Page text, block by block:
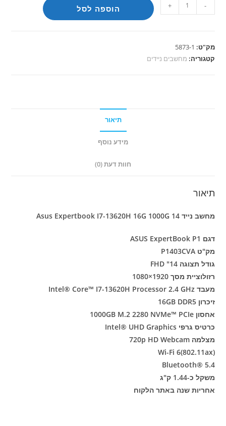
של
Asus
Expertbook
-
+ הוספה לסל
מק"ט: 5873-1
קטגוריה: מחשבים ניידים
תיאור
מידע נוסף
חוות דעת (0)
תיאור
מחשב נייד Asus Expertbook I7-13620H 16G 1000G 14
דגם ASUS ExpertBook P1
מק"ט P1403CVA
גודל תצוגה 14" FHD
רזולוציית מסך 1920×1080
מעבד Intel® Core™ I7-13620H Processor 2.4 GHz
זיכרון 16GB DDR5
אחסון 1000GB M.2 2280 NVMe™ PCIe
כרטיס גרפי Intel® UHD Graphics
מצלמה 720p HD Webcam
Wi-Fi 6(802.11ax)
Bluetooth® 5.4
משקל כ-1.44 ק"ג
אחריות שנה באתר הלקוח